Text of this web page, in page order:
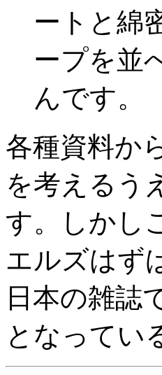
ートと綿
ープを並
んです。
各種資料か
を考えるう
す。しかし
エルズはず
日本の雑誌
となってい